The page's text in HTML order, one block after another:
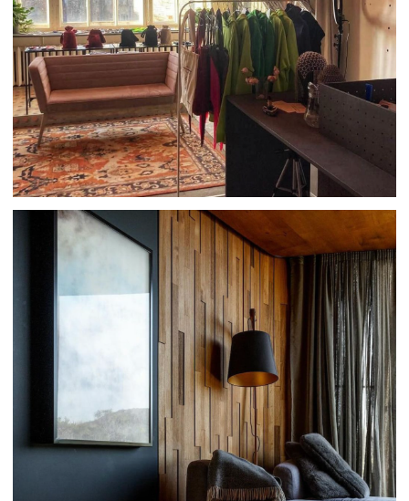
МЕНЮ
+375 (29) 623 41 51
НОМЕР ДЛЯ СВЯЗИ
INFO@FLAXECO.COM
НАШ E-MAIL
ГОТОВЫЕ ИЗДЕЛИЯ
СЕРТИФИКАТЫ
КОНТАКТЫ
ПУБЛИКАЦИИ
КАК ЗДЕСЬ ВСЕ УСТРОЕНО
ПЛЕДЫ И ОДЕЯЛА
СТОЛОВЫЙ ТЕКСТИЛЬ
РУЧНАЯ ВЫШИВКА
РУШНИКИ
БАЛДАХИНЫ